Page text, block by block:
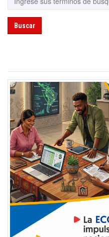
Buscar